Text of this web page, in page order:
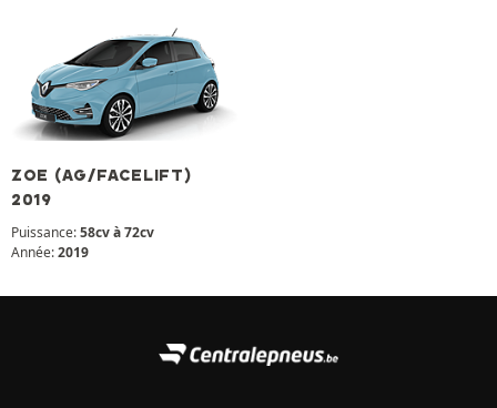
ZOE (AG/FACELIFT)
2019
Puissance:58cv à 72cv
Année:2019